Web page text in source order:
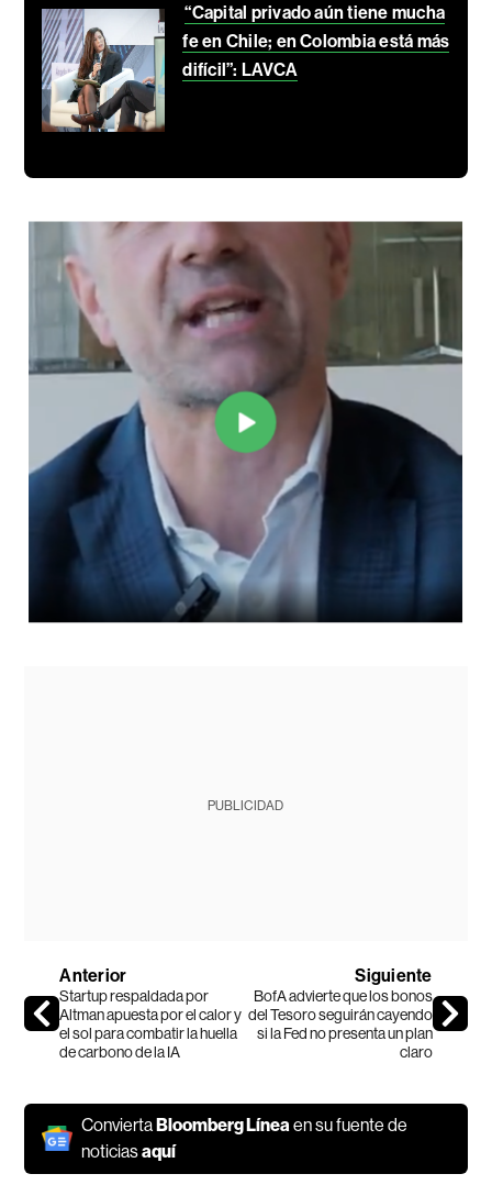
“Capital privado aún tiene mucha
fe en Chile; en Colombia está más
difícil”: LAVCA
PUBLICIDAD
Anterior
Startup respaldada por
Altman apuesta por el calor y
el sol para combatir la huella
de carbono de la IA
Siguiente
BofA advierte que los bonos
del Tesoro seguirán cayendo
si la Fed no presenta un plan
claro
ConviertaBloomberg Líneaen su fuente de
noticiasaquí